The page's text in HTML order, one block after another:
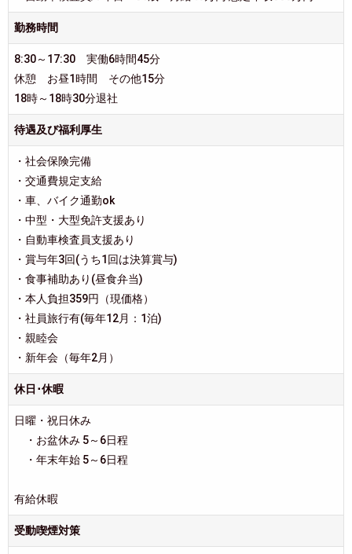
勤務時間
8:30～17:30 実働6時間45分
休憩 お昼1時間 その他15分
18時～18時30分退社
待遇及び福利厚生
・社会保険完備
・交通費規定支給
・車、バイク通勤ok
・中型・大型免許支援あり
・自動車検査員支援あり
・賞与年3回(うち1回は決算賞与)
・食事補助あり(昼食弁当)
・本人負担359円（現価格）
・社員旅行有(毎年12月：1泊)
・親睦会
・新年会（毎年2月）
休日･休暇
日曜・祝日休み
・お盆休み 5～6日程
・年末年始 5～6日程
有給休暇
受動喫煙対策